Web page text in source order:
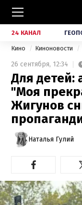
24 КАНАЛ
Кино Киноновости
26 сентября, 12:34
Для детей:
"Моя
Жигунов
Наталья Гулий